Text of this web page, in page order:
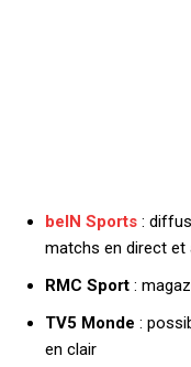
beIN Sports :
matchs en direct et
RMC Sport :
TV5 Monde :
en clair